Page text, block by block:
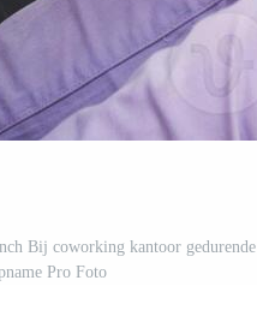
Bij coworking kantoor gedurende
Pro Foto